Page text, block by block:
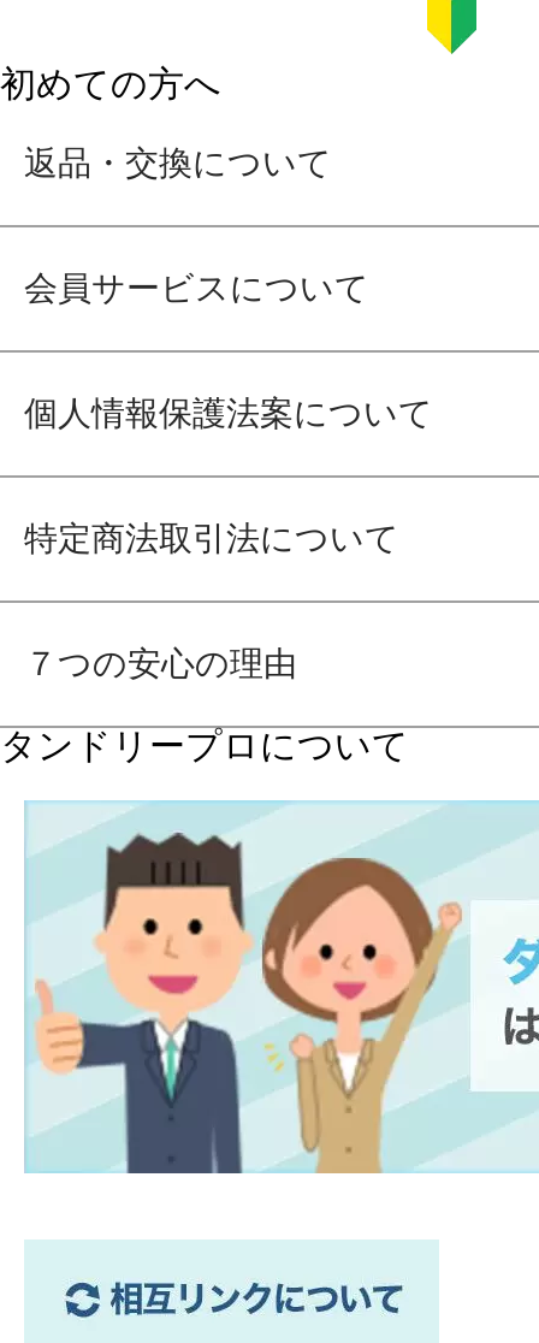
初めての方へ
返品・交換について
会員サービスについて
個人情報保護法案について
特定商法取引法について
７つの安心の理由
タンドリープロについて